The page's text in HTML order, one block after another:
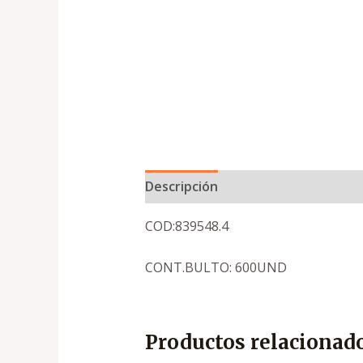
Descripción
COD:839548.4
CONT.BULTO: 600UND
Productos